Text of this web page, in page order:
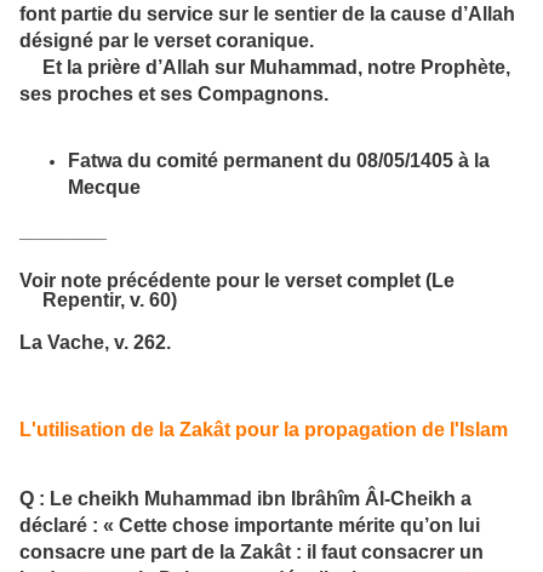
font partie du service sur le sentier de la cause d’Allah
désigné par le verset coranique.
Et la prière d’Allah sur Muhammad, notre Prophète,
ses proches et ses Compagnons.
Fatwa du comité permanent du 08/05/1405 à la
Mecque
Voir note précédente pour le verset complet (Le
Repentir, v. 60)
La Vache, v. 262.
L'utilisation de la Zakât pour la propagation de l'Islam
Q : Le cheikh Muhammad ibn Ibrâhîm Âl-Cheikh a
déclaré : « Cette chose importante mérite qu’on lui
consacre une part de la Zakât : il faut consacrer un